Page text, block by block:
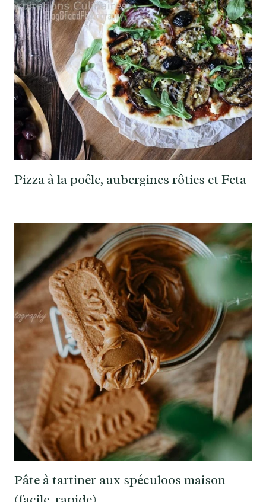
Pizza à la poêle, aubergines rôties et Feta
Pâte à tartiner aux spéculoos maison